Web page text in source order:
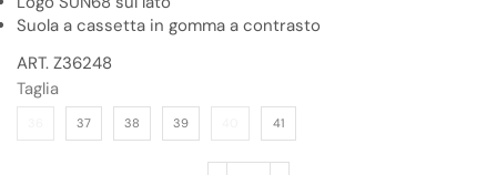
Suola a cassetta in gomma a contrasto
ART. Z36248
Taglia
37 38 39 41